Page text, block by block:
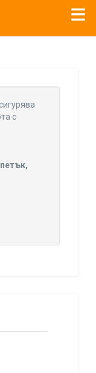
съобщение
Инфо“ ЕАД (
от
с